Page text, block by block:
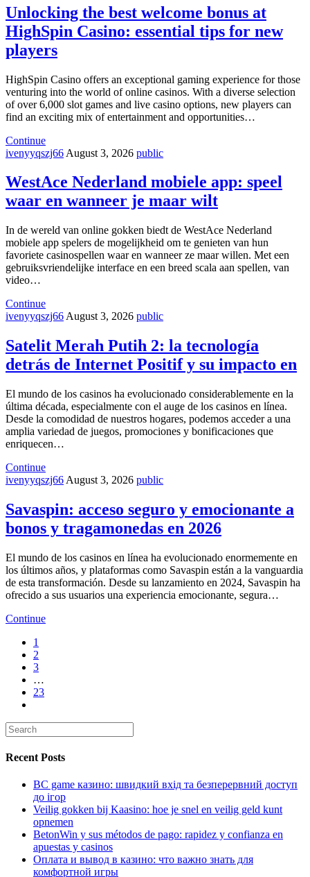
Unlocking the best welcome bonus at
HighSpin Casino: essential tips for new
players
HighSpin Casino offers an exceptional gaming experience for those
venturing into the world of online casinos. With a diverse selection
of over 6,000 slot games and live casino options, new players can
find an exciting mix of entertainment and opportunities…
Continue
ivenyyqszj66 August 3, 2026 public
WestAce Nederland mobiele app: speel
waar en wanneer je maar wilt
In de wereld van online gokken biedt de WestAce Nederland
mobiele app spelers de mogelijkheid om te genieten van hun
favoriete casinospellen waar en wanneer ze maar willen. Met een
gebruiksvriendelijke interface en een breed scala aan spellen, van
video…
Continue
ivenyyqszj66 August 3, 2026 public
Satelit Merah Putih 2: la tecnología
detrás de Internet Positif y su impacto en
El mundo de los casinos ha evolucionado considerablemente en la
última década, especialmente con el auge de los casinos en línea.
Desde la comodidad de nuestros hogares, podemos acceder a una
amplia variedad de juegos, promociones y bonificaciones que
enriquecen…
Continue
ivenyyqszj66 August 3, 2026 public
Savaspin: acceso seguro y emocionante a
bonos y tragamonedas en 2026
El mundo de los casinos en línea ha evolucionado enormemente en
los últimos años, y plataformas como Savaspin están a la vanguardia
de esta transformación. Desde su lanzamiento en 2024, Savaspin ha
ofrecido a sus usuarios una experiencia emocionante, segura…
Continue
1
2
3
…
23
Recent Posts
BC game казино: швидкий вхід та безперервний доступ
до ігор
Veilig gokken bij Kaasino: hoe je snel en veilig geld kunt
opnemen
BetonWin y sus métodos de pago: rapidez y confianza en
apuestas y casinos
Оплата и вывод в казино: что важно знать для
комфортной игры